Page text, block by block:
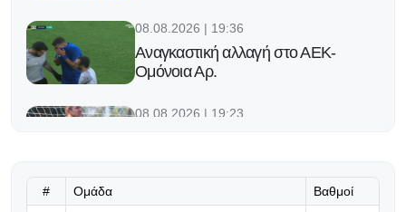
08.08.2026 | 19:36
Αναγκαστική αλλαγή στο ΑΕΚ-
Ομόνοια Αρ.
08.08.2026 | 19:23
# Ομάδα Βαθμοί